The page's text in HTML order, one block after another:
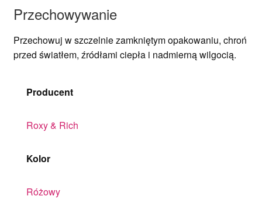
Przechowywanie
Przechowuj w szczelnie zamkniętym opakowaniu, chroń
przed światłem, źródłami ciepła i nadmierną wilgocią.
Producent
Roxy & Rich
Kolor
Różowy